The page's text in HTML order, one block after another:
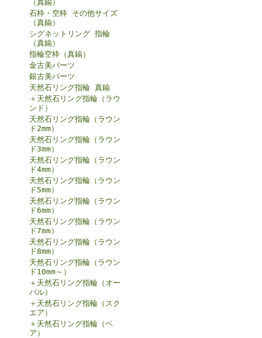
（真鍮）
石枠・空枠 その他サイズ
（真鍮）
シグネットリング 指輪
（真鍮）
指輪空枠（真鍮）
金古美パーツ
銀古美パーツ
天然石リング指輪 真鍮
＋天然石リング指輪（ラウ
ンド）
天然石リング指輪（ラウン
ド2mm）
天然石リング指輪（ラウン
ド3mm）
天然石リング指輪（ラウン
ド4mm）
天然石リング指輪（ラウン
ド5mm）
天然石リング指輪（ラウン
ド6mm）
天然石リング指輪（ラウン
ド7mm）
天然石リング指輪（ラウン
ド8mm）
天然石リング指輪（ラウン
ド10mm～）
＋天然石リング指輪（オー
バル）
＋天然石リング指輪（スク
エア）
＋天然石リング指輪（ペ
ア）